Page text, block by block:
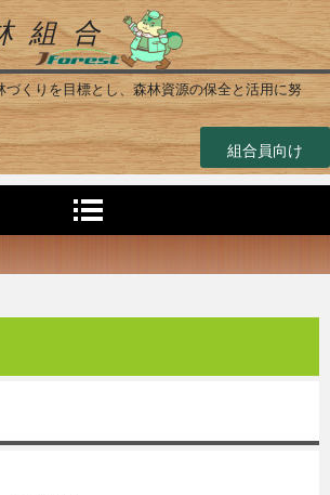
組 合
づくりを目標とし、森林資源の保全と活用に努
組合員向け